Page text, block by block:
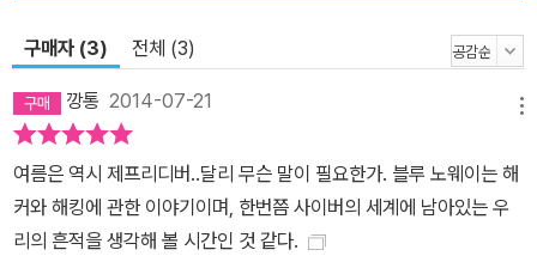
구매자 (3) 전체 (3)
깡통 2014-07-21
여름은 역시 제프리디버..달리 무슨 말이 필요한가. 블루 노웨이는 해
커와 해킹에 관한 이야기이며, 한번쯤 사이버의 세계에 남아있는 우
리의 흔적을 생각해 볼 시간인 것 같다.